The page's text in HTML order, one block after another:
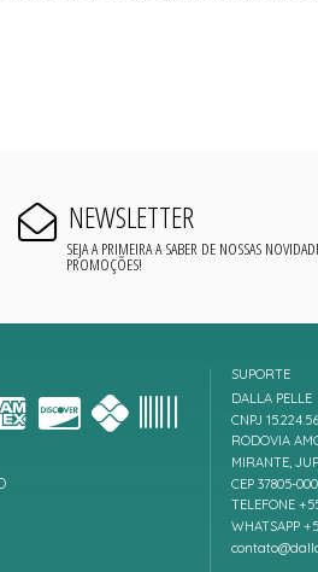
NEWSLETTER
SEJA A PRIMEIRA A SABER DE NOSSAS
PROMOÇÕES!
SUPORTE
DALLA PELLE
CNPJ
RODOVIA
MIRANTE,
CEP 37805-000
TELEFONE
WHATSAPP